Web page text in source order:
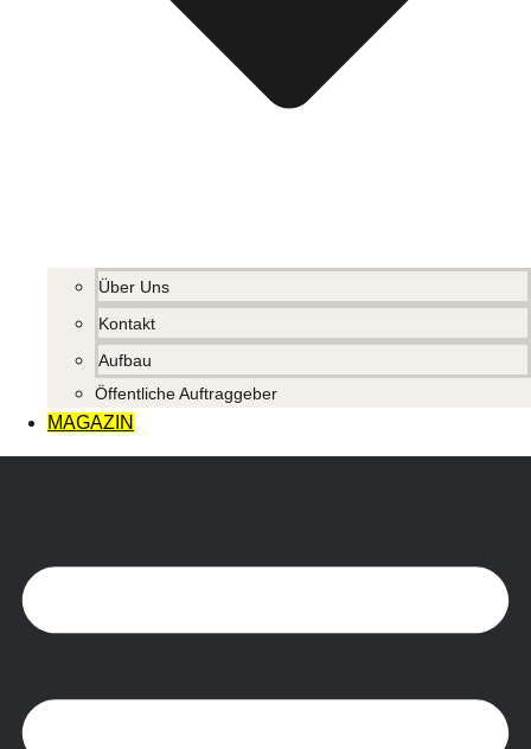
Über Uns
Kontakt
Aufbau
Öffentliche Auftraggeber
MAGAZIN